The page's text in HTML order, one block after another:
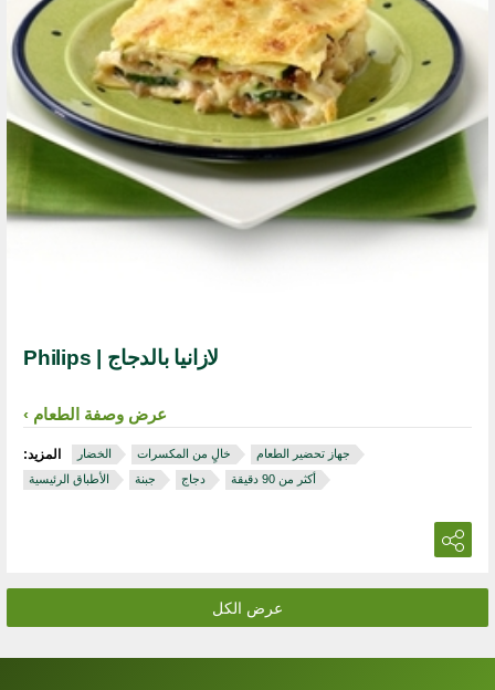
لازانيا بالدجاج | Philips
عرض وصفة الطعام
المزيد: الخضار خالٍ من المكسرات
جهاز تحضير الطعام
الأطباق الرئيسية
جبنة دجاج أكثر من 90 دقيقة
عرض الكل